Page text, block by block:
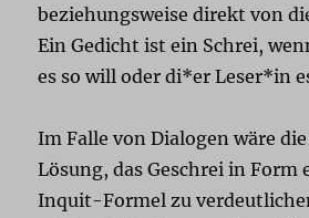
beziehungsweise direkt von
Ein Gedicht ist ein Schrei,
es so will oder di*er Leser*in
Im Falle von Dialogen wäre
Lösung, das Geschrei in Form
Inquit-Formel zu